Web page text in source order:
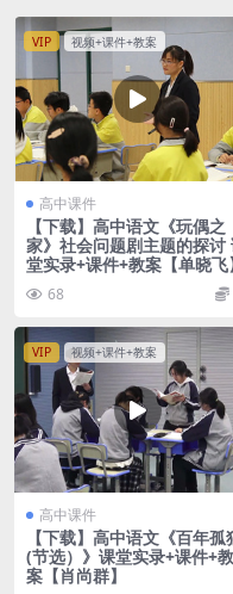
VIP 视频+课件+教案
高中课件
【下载】高中语文《玩偶之
家》社会问题剧主题的探讨
堂实录+课件+教案【单晓飞】
68
VIP 视频+课件+教案
高中课件
【下载】高中语文《百年孤
(节选）》课堂实录+课件+教
案【肖尚群】